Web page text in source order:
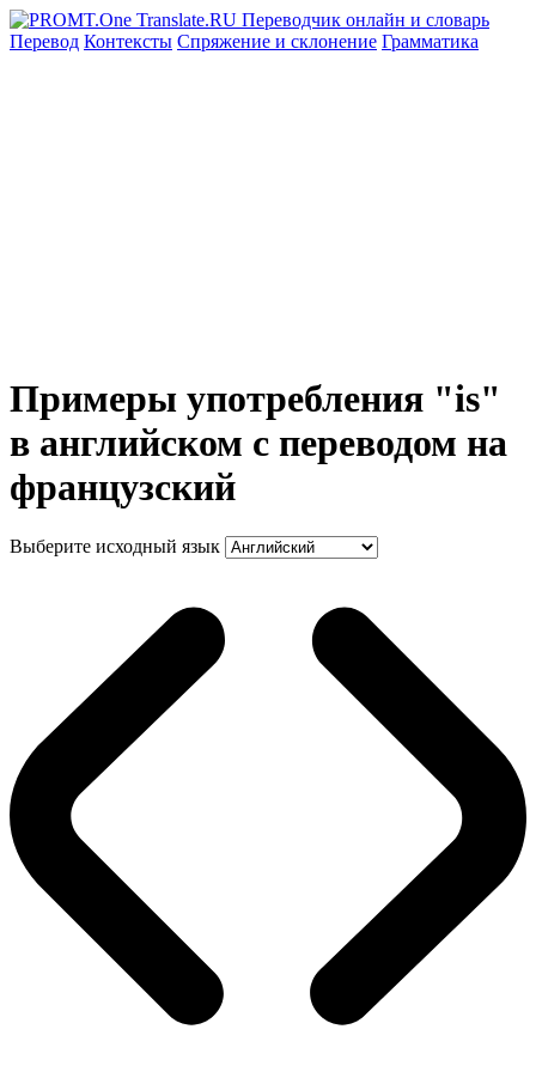
Перевод Контексты Спряжение и склонение Грамматика
Примеры употребления "is"
в английском с переводом на
французский
Выберите исходный язык